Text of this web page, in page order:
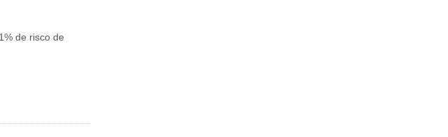
de risco de